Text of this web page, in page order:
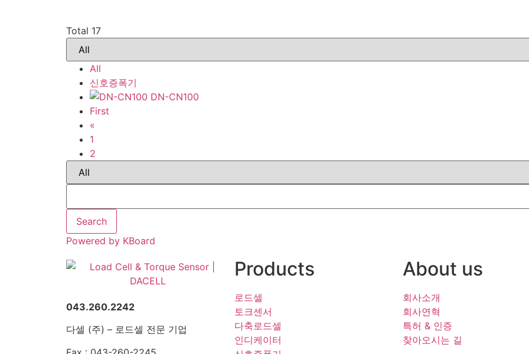
Total 17
All
신호증폭기
DN-CN100
First
«
1
2
Search
Powered by KBoard
043.260.2242
다셀 (주) – 로드셀 전문 기업
Products
로드셀
토크센서
다축로드셀
인디케이터
About us
회사소개
회사연혁
특허 & 인증
찾아오시는 길